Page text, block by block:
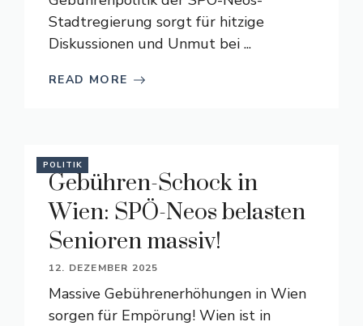
Stadtregierung sorgt für hitzige
Diskussionen und Unmut bei ...
READ MORE
POLITIK
Gebühren-Schock in
Wien: SPÖ-Neos belasten
Senioren massiv!
12. DEZEMBER 2025
Massive Gebührenerhöhungen in Wien
sorgen für Empörung! Wien ist in